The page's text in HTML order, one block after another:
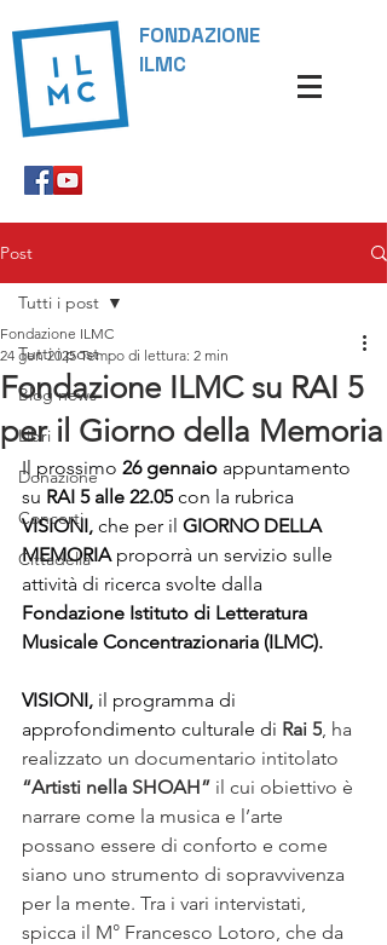
FONDAZIONE
ILMC
Post
Tutti i post
Blog news
Libri
Donazione
Concerti
Cittadella
Tutti i post
Fondazione ILMC su RAI 5
per il Giorno della Memoria
Fondazione ILMC
24 gen 2025 Tempo di lettura: 2 min
Il prossimo 26 gennaio appuntamento
su RAI 5 alle 22.05 con la rubrica
VISIONI, che per il GIORNO DELLA
MEMORIA proporrà un servizio sulle
attività di ricerca svolte dalla
Fondazione Istituto di Letteratura
Musicale Concentrazionaria (ILMC).
VISIONI, il programma di
approfondimento culturale di Rai 5, ha
realizzato un documentario intitolato
“Artisti nella SHOAH” il cui obiettivo è
narrare come la musica e l’arte
possano essere di conforto e come
siano uno strumento di sopravvivenza
per la mente. Tra i vari intervistati,
spicca il M° Francesco Lotoro, che da